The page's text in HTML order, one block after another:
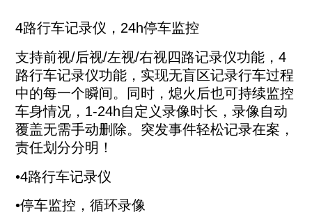
4路行车记录仪，24h停车监控
支持前视/后视/左视/右视四路记录仪功能，4
路行车记录仪功能，实现无盲区记录行车过程
中的每一个瞬间。同时，熄火后也可持续监控
车身情况，1-24h自定义录像时长，录像自动
覆盖无需手动删除。突发事件轻松记录在案，
责任划分分明！
•4路行车记录仪
•停车监控，循环录像